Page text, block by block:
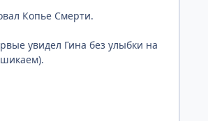
Копье Смерти.
увидел Гина без улыбки на